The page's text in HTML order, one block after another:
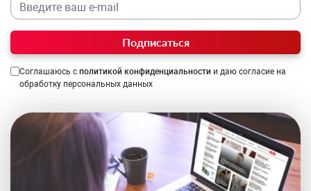
Подписаться
Соглашаюсь с политикой конфиденциальности и даю согласие на
обработку персональных данных